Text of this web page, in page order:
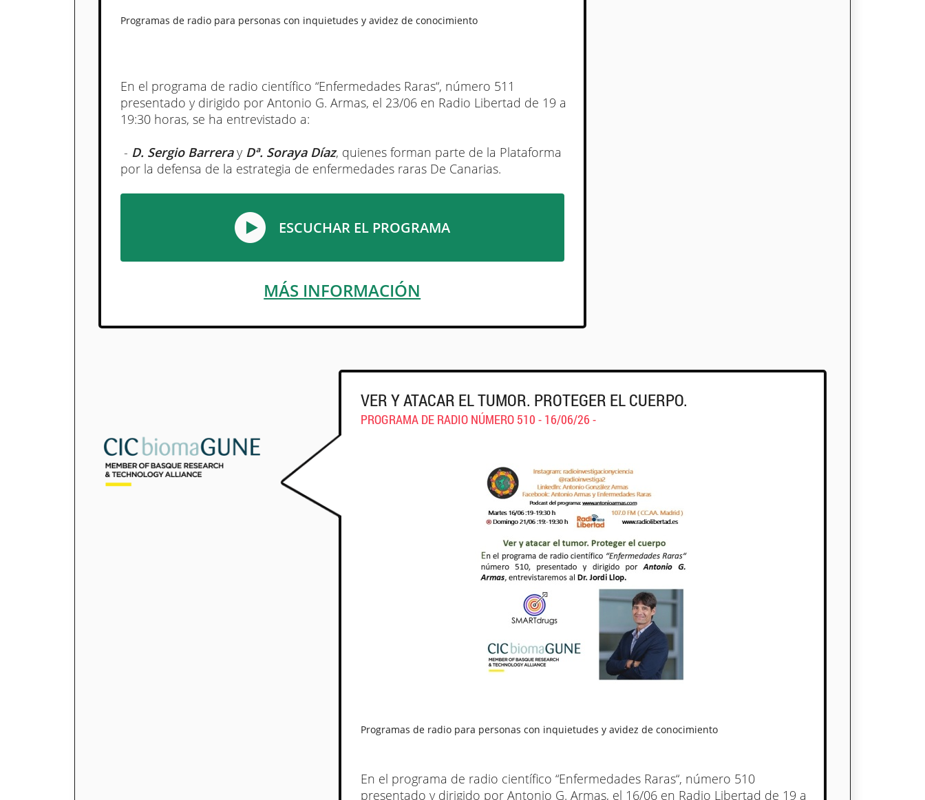
Programas de radio para personas con inquietudes y avidez de conocimiento
En el programa de radio científico “Enfermedades Raras“, número 511
presentado y dirigido por Antonio G. Armas, el 23/06 en Radio Libertad de 19 a
19:30 horas, se ha entrevistado a:
- D. Sergio Barreray Dª. Soraya Díaz, quienes forman parte de la Plataforma
por la defensa de la estrategia de enfermedades raras De Canarias.
ESCUCHAR EL PROGRAMA
MÁS INFORMACIÓN
VER Y ATACAR EL TUMOR. PROTEGER EL CUERPO.
PROGRAMA DE RADIO NÚMERO 510 - 16/06/26 -
Programas de radio para personas con inquietudes y avidez de conocimiento
En el programa de radio científico “Enfermedades Raras“, número 510
presentado y dirigido por Antonio G. Armas, el 16/06 en Radio Libertad de 19 a